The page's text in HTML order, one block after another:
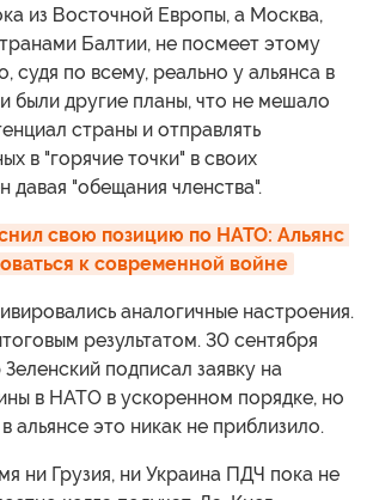
из Восточной Европы, а Москва,
Балтии, не посмеет этому
судя по всему, реально у альянса в
были другие планы, что не мешало
страны и отправлять
в "горячие точки" в своих
давая "обещания членства".
свою позицию по НАТО: Альянс
к современной войне
аналогичные настроения.
результатом. 30 сентября
подписал заявку на
в НАТО в ускоренном порядке, но
альянсе это никак не приблизило.
ни Грузия, ни Украина ПДЧ пока не